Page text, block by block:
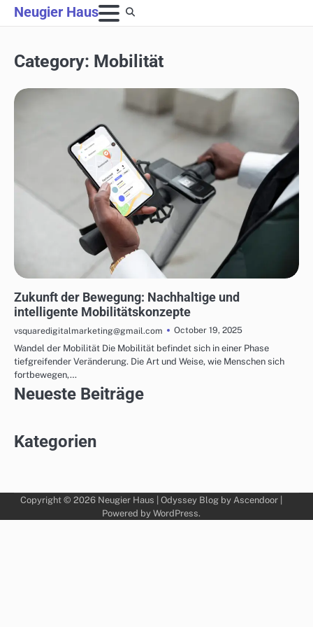
Skip
to
Neugier Haus
Category: Mobilität
Zukunft der Bewegung: Nachhaltige und
intelligente Mobilitätskonzepte
vsquaredigitalmarketing@gmail.com
October 19, 2025
Wandel der Mobilität Die Mobilität befindet sich in einer Phase
tiefgreifender Veränderung. Die Art und Weise, wie Menschen sich
fortbewegen,…
Neueste Beiträge
Kategorien
Copyright © 2026 Neugier Haus | Odyssey Blog by Ascendoor|
Powered by WordPress.